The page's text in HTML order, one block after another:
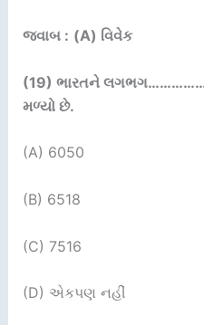
જવાબ : (A) વિવેક
(19) ભારતને લગભગ
મળ્યો છે.
(A) 6050
(Β) 6518
(C) 7516
(D) એકપણ નહીં